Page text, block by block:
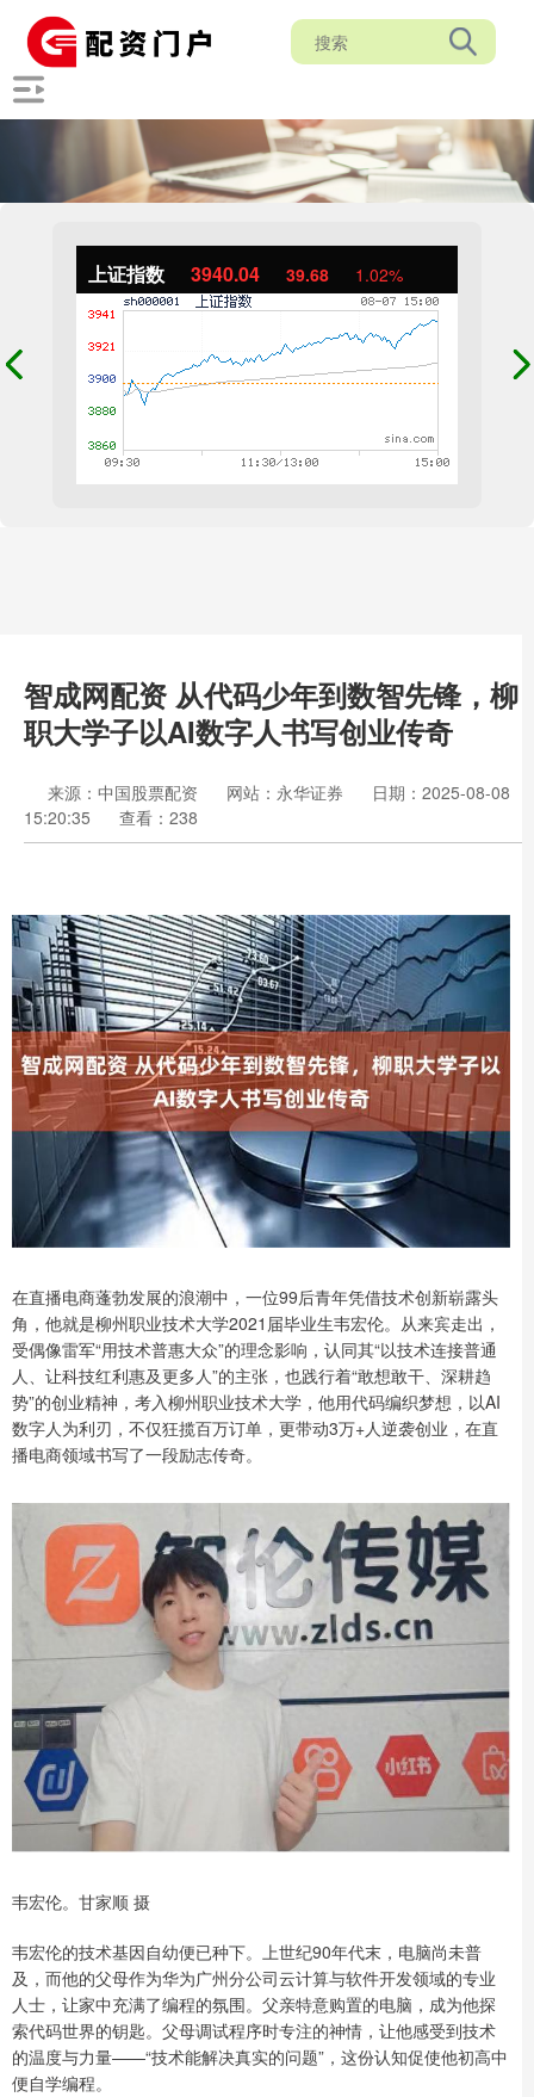
上证指数 3940.04 39.68 1.02%
智成网配资 从代码少年到数智先锋，柳
职大学子以AI数字人书写创业传奇
来源：中国股票配资 网站：永华证券
日期：2025-08-08
15:20:35
查看：238
在直播电商蓬勃发展的浪潮中，一位99后青年凭借技术创新崭露头
角，他就是柳州职业技术大学2021届毕业生韦宏伦。从来宾走出，
受偶像雷军“用技术普惠大众”的理念影响，认同其“以技术连接普通
人、让科技红利惠及更多人”的主张，也践行着“敢想敢干、深耕趋
势”的创业精神，考入柳州职业技术大学，他用代码编织梦想，以AI
数字人为利刃，不仅狂揽百万订单，更带动3万+人逆袭创业，在直
播电商领域书写了一段励志传奇。
韦宏伦。甘家顺 摄
韦宏伦的技术基因自幼便已种下。上世纪90年代末，电脑尚未普
及，而他的父母作为华为广州分公司云计算与软件开发领域的专业
人士，让家中充满了编程的氛围。父亲特意购置的电脑，成为他探
索代码世界的钥匙。父母调试程序时专注的神情，让他感受到技术
的温度与力量——“技术能解决真实的问题”，这份认知促使他初高中
便自学编程。